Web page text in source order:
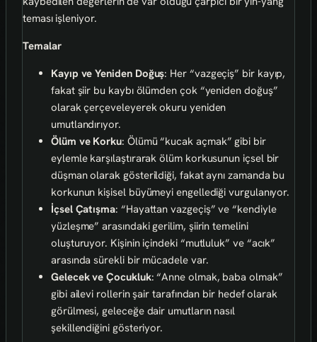
teması işleniyor.
Temalar
Kayıp ve Yeniden Doğuş: Her “vazgeçiş” bir kayıp,
fakat şiir bu kaybı ölümden çok “yeniden doğuş”
olarak çerçeveleyerek okuru yeniden
umutlandırıyor.
Ölüm ve Korku: Ölümü “kucak açmak” gibi bir
eylemle karşılaştırarak ölüm korkusunun içsel bir
düşman olarak gösterildiği, fakat aynı zamanda bu
korkunun kişisel büyümeyi engellediği vurgulanıyor.
İçsel Çatışma: “Hayattan vazgeçiş” ve “kendiyle
yüzleşme” arasındaki gerilim, şiirin temelini
oluşturuyor. Kişinin içindeki “mutluluk” ve “acık”
arasında sürekli bir mücadele var.
Gelecek ve Çocukluk: “Anne olmak, baba olmak”
gibi ailevi rollerin şair tarafından bir hedef olarak
görülmesi, geleceğe dair umutların nasıl
şekillendiğini gösteriyor.